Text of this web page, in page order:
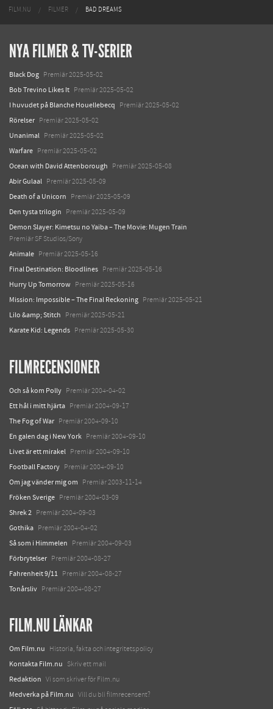
FILM.NU FILMER BAD DREAMS
NYA FILMER & TV-SERIER
Black Dog Premiär 2025-05-02
Bob Trevino Likes It Premiär 2025-05-02
I huvudet på Blanche Houellebecq Premiär 2025-05-02
Rörelser Premiär 2025-05-02
Unanimal Premiär 2025-05-02
Warfare Premiär 2025-05-02
Ocean with David Attenborough Premiär 2025-05-08
Abir Gulaal Premiär 2025-05-09
Death of a Unicorn Premiär 2025-05-09
Den tysta trilogin Premiär 2025-05-09
Demon Slayer: Kimetsu no Yaiba – The Movie: Mugen Train
Premiär SF Studios/Sony
Animale Premiär 2025-05-16
Final Destination: Bloodlines Premiär 2025-05-16
Hurry Up Tomorrow Premiär 2025-05-16
Mission: Impossible – The Final Reckoning Premiär 2025-05-21
Lilo &amp; Stitch Premiär 2025-05-21
Karate Kid: Legends Premiär 2025-05-30
FILMRECENSIONER
Och så kom Polly Premiär 2004-04-02
Ett hål i mitt hjärta Premiär 2004-09-17
The Fog of War Premiär 2004-09-10
En galen dag i New York Premiär 2004-09-10
Livet är ett mirakel Premiär 2004-09-10
Football Factory Premiär 2004-09-10
Om jag vänder mig om Premiär 2003-11-14
Fröken Sverige Premiär 2004-03-09
Shrek 2 Premiär 2004-09-03
Gothika Premiär 2004-04-02
Så som i Himmelen Premiär 2004-09-03
Förbrytelser Premiär 2004-08-27
Fahrenheit 9/11 Premiär 2004-08-27
Tonårsliv Premiär 2004-08-27
FILM.NU LÄNKAR
Om Film.nu Historia, fakta och integritetspolicy
Kontakta Film.nu Skriv ett mail
Redaktion Vi som skriver för Film.nu
Medverka på Film.nu Vill du bli filmrecensent?